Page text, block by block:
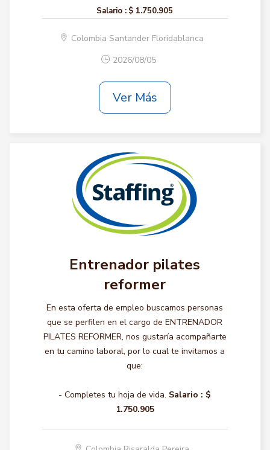
Salario : $ 1.750.905
Colombia Santander Floridablanca
2026/08/05
Ver Más
Entrenador pilates
reformer
En esta oferta de empleo buscamos personas
que se perfilen en el cargo de ENTRENADOR
PILATES REFORMER, nos gustaría acompañarte
en tu camino laboral, por lo cual te invitamos a
que:
- Completes tu hoja de vida. Salario : $
1.750.905